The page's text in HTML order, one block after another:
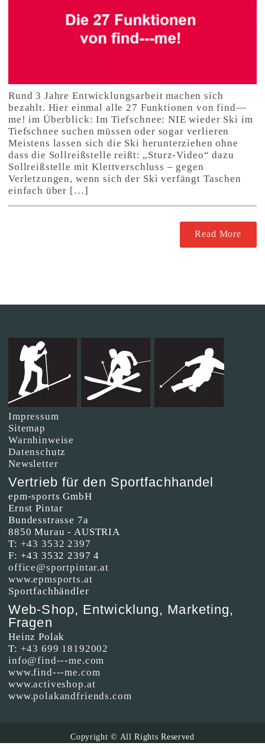
Rund 3 Jahre Entwicklungsarbeit machen sich
bezahlt. Hier einmal alle 27 Funktionen von find—
me! im Überblick: Im Tiefschnee: NIE wieder Ski im
Tiefschnee suchen müssen oder sogar verlieren
Meistens lassen sich die Ski herunterziehen ohne
dass die Sollreißstelle reißt: „Sturz-Video“ dazu
Sollreißstelle mit Klettverschluss – gegen
Verletzungen, wenn sich der Ski verfängt Taschen
einfach über […]
Read More
Impressum
Sitemap
Warnhinweise
Datenschutz
Newsletter
Vertrieb für den Sportfachhandel
epm-sports GmbH
Ernst Pintar
Bundesstrasse 7a
8850 Murau - AUSTRIA
T: +43 3532 2397
F: +43 3532 2397 4
office@sportpintar.at
www.epmsports.at
Sportfachhändler
Web-Shop, Entwicklung, Marketing,
Fragen
Heinz Polak
T: +43 699 18192002
info@find---me.com
www.find---me.com
www.activeshop.at
www.polakandfriends.com
Copyright © All Rights Reserved